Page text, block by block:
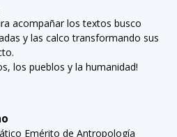
acompañar los textos busco
y las calco transformando sus
los pueblos y la humanidad!
Emérito de Antropología